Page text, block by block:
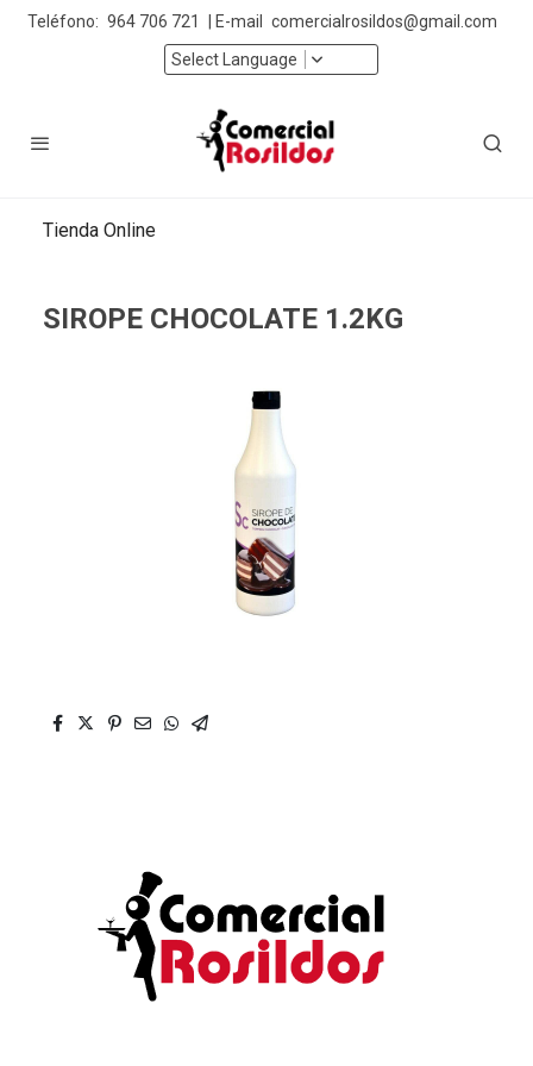
Teléfono: 964 706 721 | E-mail
comercialrosildos@gmail.com
Select Language
Tienda Online
SIROPE CHOCOLATE 1.2KG